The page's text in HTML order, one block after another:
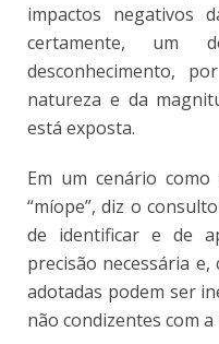
impactos negativos
certamente,
desconhecimento,
natureza e da
está exposta.
Em um cenário como
“míope”, diz o
de identificar e de
precisão necessária
adotadas podem ser
não condizentes com a